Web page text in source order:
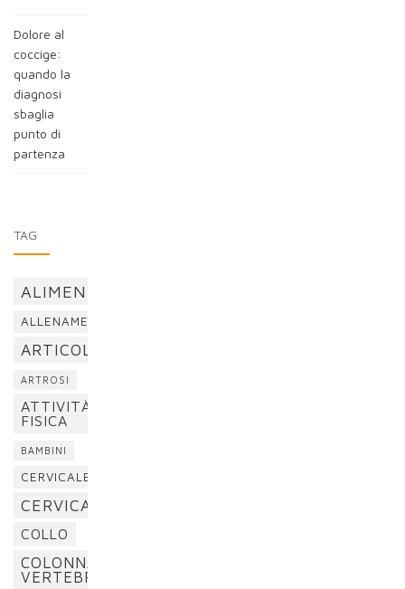
Dolore al
coccige:
quando la
diagnosi
sbaglia
punto di
partenza
TAG
ALIMENTAZIONE
ALLENAMENTO
ARTICOLAZIONI
ARTROSI
ATTIVITÀ
FISICA
BAMBINI
CERVICALE
CERVICALGIA
COLLO
COLONNA
VERTEBRALE